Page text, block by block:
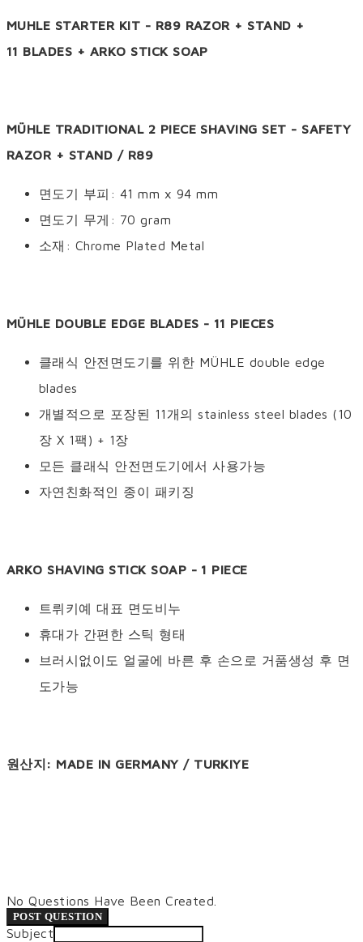
MUHLE STARTER KIT - R89 RAZOR + STAND +
11 BLADES + ARKO STICK SOAP
MÜHLE TRADITIONAL 2 PIECE SHAVING SET - SAFETY
RAZOR + STAND / R89
면도기 부피: 41 mm x 94 mm
면도기 무게: 70 gram
소재: Chrome Plated Metal
MÜHLE DOUBLE EDGE BLADES - 11 PIECES
클래식 안전면도기를 위한 MÜHLE double edge
blades
개별적으로 포장된 11개의 stainless steel blades (10
장 X 1팩) + 1장
모든 클래식 안전면도기에서 사용가능
자연친화적인 종이 패키징
ARKO SHAVING STICK SOAP - 1 PIECE
트뤼키예 대표 면도비누
휴대가 간편한 스틱 형태
브러시없이도 얼굴에 바른 후 손으로 거품생성 후 면
도가능
원산지: MADE IN GERMANY / TURKIYE
No Questions Have Been Created.
POST QUESTION
Subject